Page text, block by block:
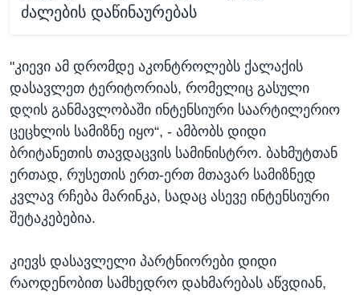
ძალების დაწინაურებას
"კიევი ამ დრომდე აკონტროლებს ქალაქის
დასავლეთ ტერიტორიას, რომელიც გასული
დღის განმავლობაში ინტენსიური საარტილერიო
ცეცხლის სამიზნე იყო“, - ამბობს დიდი
ბრიტანეთის თავდაცვის სამინისტრო. ბახმუტთან
ერთად, რუსეთის ერთ-ერთ მთავარ სამიზნედ
კვლავ რჩება მარინკა, სადაც ასევე ინტენსიური
შეტაკებებია.
კიევს დასავლელი პარტნიორები დიდი
რაოდენობით სამხედრო დახმარებას აწვდიან,